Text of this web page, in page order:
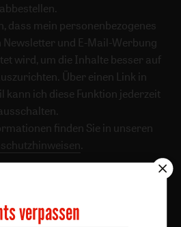
abbestellen.
dass mein personenbezogenes
und E-Mail-Werbung
wird, um die Inhalte besser auf
Über einen Link in
kann ich diese Funktion jederzeit
finden Sie in unseren
.
verpassen